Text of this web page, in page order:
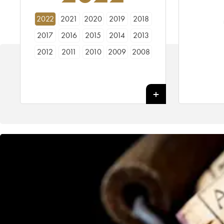
2022 2021 2020 2019
2018
2017
2016 2015 2014
2013
2012
2011 2010 2009
2008
1998
1997
1996 1995 1994
1993
1987
1986 1985 1984
1983
1979
1978
1974
1973
1970 1969
1967
1964
1961
1957
1956